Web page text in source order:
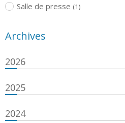
Salle de presse (1)
Archives
2026
2025
2024